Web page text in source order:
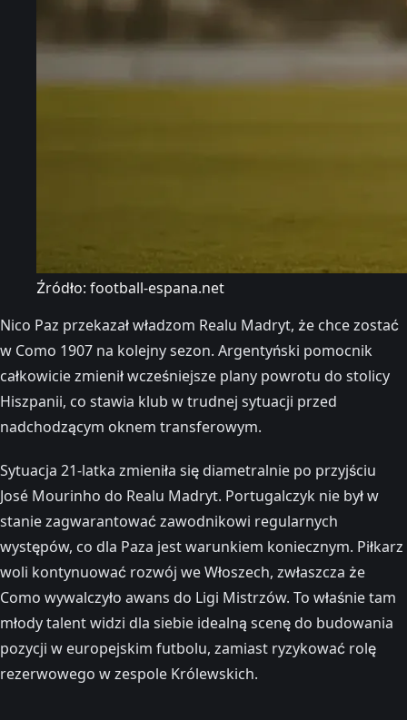
Źródło: football-espana.net
Nico Paz przekazał władzom Realu Madryt, że chce zostać
w Como 1907 na kolejny sezon. Argentyński pomocnik
całkowicie zmienił wcześniejsze plany powrotu do stolicy
Hiszpanii, co stawia klub w trudnej sytuacji przed
nadchodzącym oknem transferowym.
Sytuacja 21-latka zmieniła się diametralnie po przyjściu
José Mourinho do Realu Madryt. Portugalczyk nie był w
stanie zagwarantować zawodnikowi regularnych
występów, co dla Paza jest warunkiem koniecznym. Piłkarz
woli kontynuować rozwój we Włoszech, zwłaszcza że
Como wywalczyło awans do Ligi Mistrzów. To właśnie tam
młody talent widzi dla siebie idealną scenę do budowania
pozycji w europejskim futbolu, zamiast ryzykować rolę
rezerwowego w zespole Królewskich.